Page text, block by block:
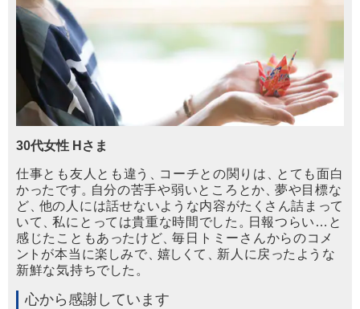
30代女性 Hさま
仕事とも友人とも違う コーチとの関りは
とても面白
かったです。 自分の苦手や弱いところとか 、夢や目標な
ど
他の人には話せないよ うな内容がた く さん詰ま って
いて
、私にと っては貴重な時間 でした 。 日報つらい…と
感じたこともあ ったけど 、毎日トミーさんからのコメ
ントが本当に楽 しみで 嬉し く て 新人に戻 った よ うな
新鮮な気持ちでした 。
心から感謝しています